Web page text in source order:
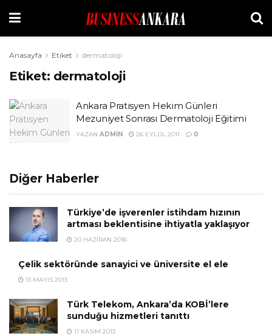
Anasayfa Etiket dermatoloji
Etiket: dermatoloji
Ankara Pratisyen Hekim Günleri
Mezuniyet Sonrası Dermatoloji Eğitimi
YAZAN ADMIN 26 EYLÜL 2011 0
Diğer Haberler
Türkiye’de işverenler istihdam hızının
artması beklentisine ihtiyatla yaklaşıyor
20 HAZIRAN 2016
Çelik sektöründe sanayici ve üniversite el ele
13 MAYIS 2013
Türk Telekom, Ankara’da KOBİ’lere
sunduğu hizmetleri tanıttı
11 KASIM 2013